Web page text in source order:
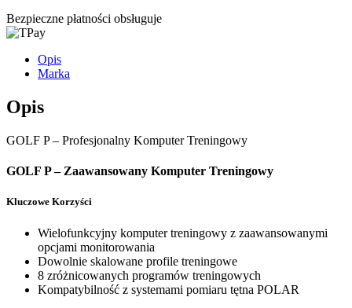
Bezpieczne płatności obsługuje
Opis
Marka
Opis
GOLF P – Profesjonalny Komputer Treningowy
GOLF P – Zaawansowany Komputer Treningowy
Kluczowe Korzyści
Wielofunkcyjny komputer treningowy z zaawansowanymi
opcjami monitorowania
Dowolnie skalowane profile treningowe
8 zróżnicowanych programów treningowych
Kompatybilność z systemami pomiaru tętna POLAR